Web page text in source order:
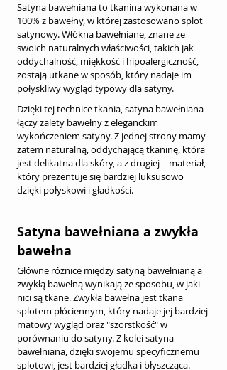
Satyna bawełniana to tkanina wykonana w
100% z bawełny, w której zastosowano splot
satynowy. Włókna bawełniane, znane ze
swoich naturalnych właściwości, takich jak
oddychalność, miękkość i hipoalergiczność,
zostają utkane w sposób, który nadaje im
połyskliwy wygląd typowy dla satyny.
Dzięki tej technice tkania, satyna bawełniana
łączy zalety bawełny z eleganckim
wykończeniem satyny. Z jednej strony mamy
zatem naturalną, oddychającą tkaninę, która
jest delikatna dla skóry, a z drugiej – materiał,
który prezentuje się bardziej luksusowo
dzięki połyskowi i gładkości.
Satyna bawełniana a zwykła
bawełna
Główne różnice między satyną bawełnianą a
zwykłą bawełną wynikają ze sposobu, w jaki
nici są tkane. Zwykła bawełna jest tkana
splotem płóciennym, który nadaje jej bardziej
matowy wygląd oraz "szorstkość" w
porównaniu do satyny. Z kolei satyna
bawełniana, dzięki swojemu specyficznemu
splotowi, jest bardziej gładka i błyszcząca.